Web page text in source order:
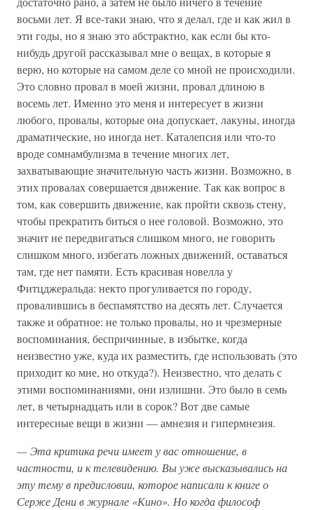
восьми лет. Я все-таки знаю, что я делал, где и как жил в
эти годы, но я знаю это абстрактно, как если бы кто-
нибудь другой рассказывал мне о вещах, в которые я
верю, но которые на самом деле со мной не происходили.
Это словно провал в моей жизни, провал длиною в
восемь лет. Именно это меня и интересует в жизни
любого, провалы, которые она допускает, лакуны, иногда
драматические, но иногда нет. Каталепсия или что-то
вроде сомнамбулизма в течение многих лет,
захватывающие значительную часть жизни. Возможно, в
этих провалах совершается движение. Так как вопрос в
том, как совершить движение, как пройти сквозь стену,
чтобы прекратить биться о нее головой. Возможно, это
значит не передвигаться слишком много, не говорить
слишком много, избегать ложных движений, оставаться
там, где нет памяти. Есть красивая новелла у
Фитцджеральда: некто прогуливается по городу,
провалившись в беспамятство на десять лет. Случается
также и обратное: не только провалы, но и чрезмерные
воспоминания, беспричинные, в избытке, когда
неизвестно уже, куда их разместить, где использовать (это
приходит ко мне, но откуда?). Неизвестно, что делать с
этими воспоминаниями, они излишни. Это было в семь
лет, в четырнадцать или в сорок? Вот две самые
интересные вещи в жизни — амнезия и гипермнезия.
— Эта критика речи имеет у вас отношение, в
частности, и к телевидению. Вы уже высказывались на
эту тему в предисловии, которое написали к книге о
Серже Дени в журнале «Кино». Но когда философ